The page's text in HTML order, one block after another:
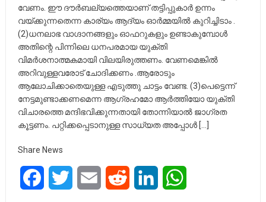
വേണം. ഈ ദൗർബല്യത്തെയാണ് തട്ടിപ്പുകാർ ഉന്നം
വയ്ക്കുന്നതെന്ന കാര്യം ആദ്യം ഓർമ്മയിൽ കുറിച്ചിടാം .
(2)ധനലാഭ വാഗ്ദാനങ്ങളും ഓഫറുകളും ഉണ്ടാകുമ്പോൾ
അതിന്റെ പിന്നിലെ ധനപരമായ യുക്തി
വിമർശനാത്മകമായി വിലയിരുത്തണം. വേണമെങ്കിൽ
അറിവുള്ളവരോട് ചോദിക്കണം .ആരോടും
ആലോചിക്കാതെയുള്ള എടുത്തു ചാട്ടം വേണ്ട. (3)പെട്ടെന്ന്
നേട്ടമുണ്ടാക്കണമെന്ന ആഗ്രഹമോ ആർത്തിയോ യുക്തി
വിചാരത്തെ മന്ദിഭവിക്കുന്നതായി തോന്നിയാൽ ജാഗ്രത
കൂട്ടണം. പറ്റിക്കപ്പെടാനുള്ള സാധ്യത അപ്പോൾ […]
Share News
FacebookTwitter Email Reddit LinkedIn